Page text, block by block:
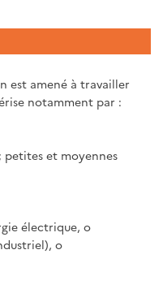
est amené à travailler
notamment par :
petites et moyennes
électrique, o
o